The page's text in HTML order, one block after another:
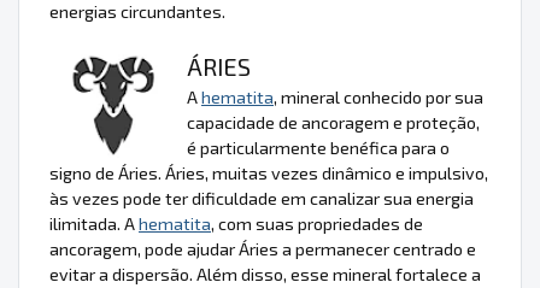
energias circundantes.
ÁRIES
Ahematita, mineral conhecido por sua
capacidade de ancoragem e proteção,
é particularmente benéfica para o
signo de Áries. Áries, muitas vezes dinâmico e impulsivo,
às vezes pode ter dificuldade em canalizar sua energia
ilimitada. Ahematita, com suas propriedades de
ancoragem, pode ajudar Áries a permanecer centrado e
evitar a dispersão. Além disso, esse mineral fortalece a